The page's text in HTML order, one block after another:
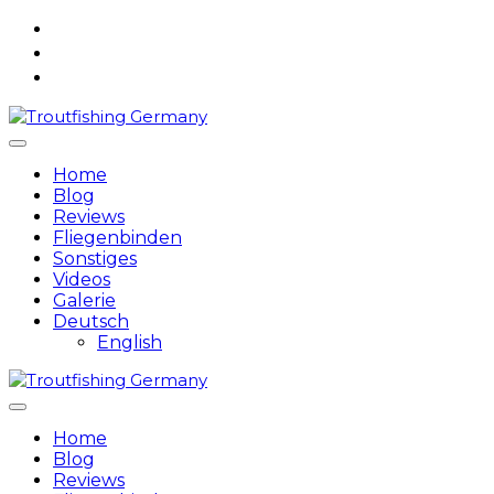
Skip
Home
Blog
Reviews
Fliegenbinden
Sonstiges
Videos
Galerie
Deutsch
English
Home
Blog
Reviews